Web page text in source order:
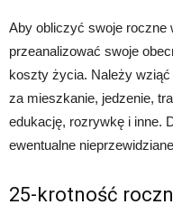
Aby obliczyć swoje roczne
przeanalizować swoje
koszty życia. Należy
za mieszkanie, jedzenie,
edukację, rozrywkę i inne.
ewentualne
25-krotność